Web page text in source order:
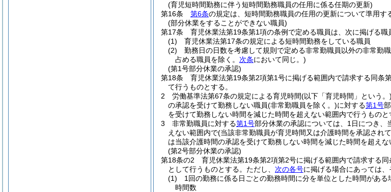
(育児短時間勤務に伴う短時間勤務職員の任用に係る任期の更新)
第16条
第6条の規定は、短時間勤務職員の任用の更新について準用す
(部分休業をすることができない職員)
第17条
育児休業法第19条第1項の条例で定める職員は、次に掲げる職
(1)
育児休業法第17条の規定による短時間勤務をしている職員
(2)
勤務日の日数を考慮して規則で定める非常勤職員以外の非常勤
占める職員を除く。 次条において同じ。)
(第1号部分休業の承認)
第18条
育児休業法第19条第2項第1号に掲げる範囲内で請求する同条
て行うものとする。
2
労働基準法第67条の規定による育児時間(以下「育児時間」という。)
の承認を受けて勤務しない職員(非常勤職員を除く。)に対する第1号
を受けて勤務しない時間を減じた時間を超えない範囲内で行うものと
3
非常勤職員に対する第1号部分休業の承認については、1日につき
えない範囲内で(当該非常勤職員が育児時間又は介護時間を承認され
は当該介護時間の承認を受けて勤務しない時間を減じた時間を超えな
(第2号部分休業の承認)
第18条の2
育児休業法第19条第2項第2号に掲げる範囲内で請求する
として行うものとする。 ただし、 次の各号に掲げる場合にあっては、
(1)
1回の勤務に係る日ごとの勤務時間に分を単位とした時間があ
時間数